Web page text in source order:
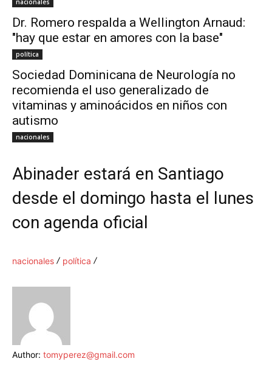
nacionales
Dr. Romero respalda a Wellington Arnaud:
"hay que estar en amores con la base"
política
Sociedad Dominicana de Neurología no
recomienda el uso generalizado de
vitaminas y aminoácidos en niños con
autismo
nacionales
Abinader estará en Santiago
desde el domingo hasta el lunes
con agenda oficial
nacionales política
Author: tomyperez@gmail.com